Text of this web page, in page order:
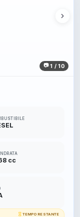
1 / 10
cc
hourglass_empty TEMPO RESTANTE